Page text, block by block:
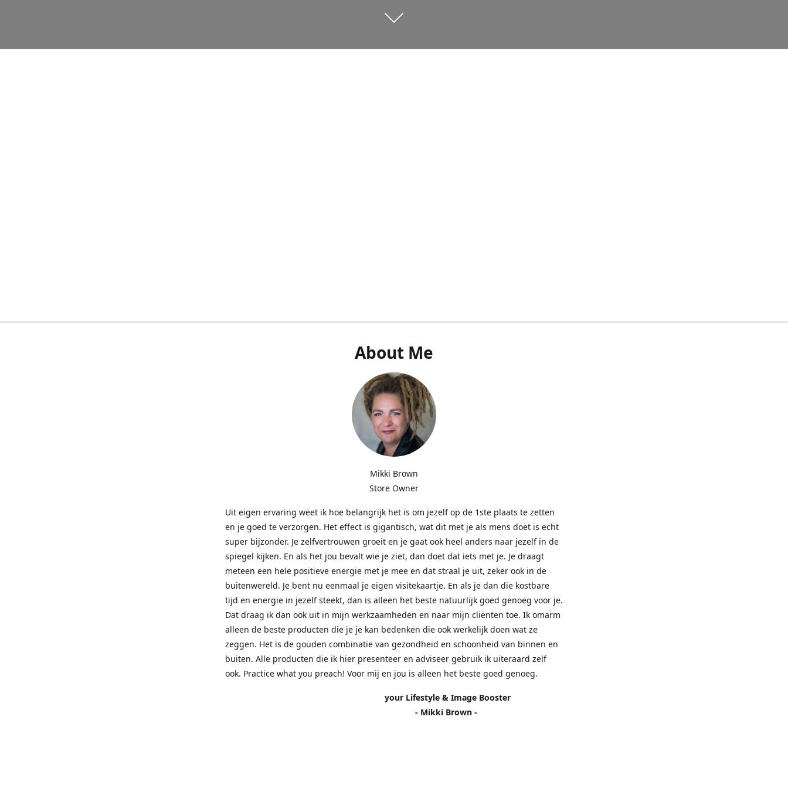
About Me
Mikki Brown
Store Owner
Uit eigen ervaring weet ik hoe belangrijk het is om jezelf op de 1ste plaats te zetten
en je goed te verzorgen. Het effect is gigantisch, wat dit met je als mens doet is echt
super bijzonder. Je zelfvertrouwen groeit en je gaat ook heel anders naar jezelf in de
spiegel kijken. En als het jou bevalt wie je ziet, dan doet dat iets met je. Je draagt
meteen een hele positieve energie met je mee en dat straal je uit, zeker ook in de
buitenwereld. Je bent nu eenmaal je eigen visitekaartje. En als je dan die kostbare
tijd en energie in jezelf steekt, dan is alleen het beste natuurlijk goed genoeg voor je.
Dat draag ik dan ook uit in mijn werkzaamheden en naar mijn cliënten toe. Ik omarm
alleen de beste producten die je je kan bedenken die ook werkelijk doen wat ze
zeggen. Het is de gouden combinatie van gezondheid en schoonheid van binnen en
buiten. Alle producten die ik hier presenteer en adviseer gebruik ik uiteraard zelf
ook. Practice what you preach! Voor mij en jou is alleen het beste goed genoeg.
your Lifestyle & Image Booster
- Mikki Brown -